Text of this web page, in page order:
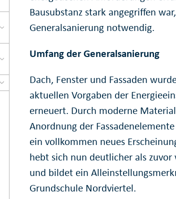
Bausubstanz stark angegriffen
Generalsanierung notwendig.
Umfang der Generalsanierung
Dach, Fenster und Fassaden
aktuellen Vorgaben der
erneuert. Durch moderne
Anordnung der
ein vollkommen neues
hebt sich nun deutlicher als
und bildet ein
Grundschule Nordviertel.